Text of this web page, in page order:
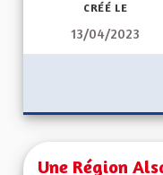
CRÉÉ LE
13/04/2023
Une Région